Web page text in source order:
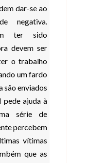
dar-se ao
negativa.
ter sido
devem ser
o trabalho
um fardo
são enviados
pede ajuda à
série de
percebem
vítimas
que as